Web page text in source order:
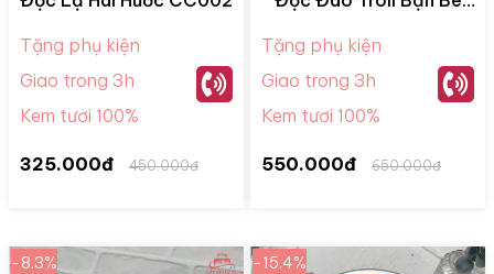
Tặng phụ kiện
Giao trong 3h
Kem tươi 100%
325.000đ 450.000đ
Tặng phụ kiện
Giao trong 3h
Kem tươi 100%
550.000đ 650.000đ
-8.3% -15.4%